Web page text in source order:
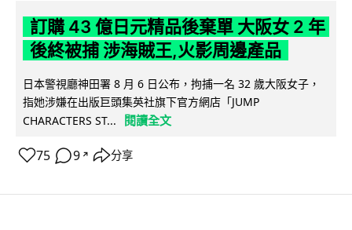
訂購 43 億日元精品後棄單 大阪女 2 年
後終被捕 涉海賊王,火影周邊產品
日本警視廳神田署 8 月 6 日公布，拘捕一名 32 歲大阪女子，
指她涉嫌在出版巨頭集英社旗下官方網店「JUMP
CHARACTERS ST...
閱讀全文
75 9 ↗ 分享